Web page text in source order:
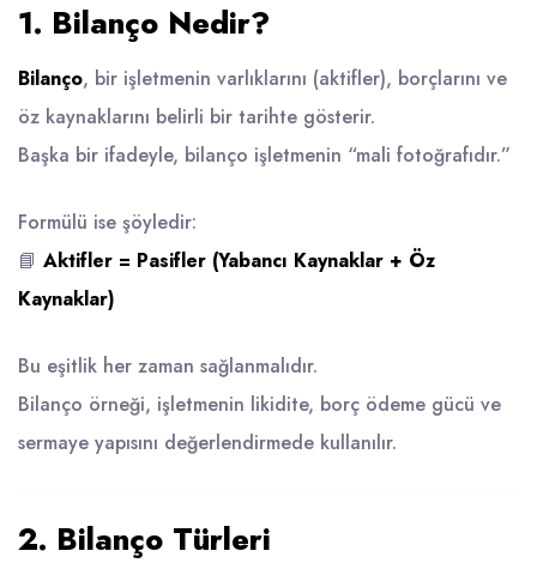
1. Bilanço Nedir?
Bilanço, bir işletmenin varlıklarını (aktifler), borçlarını ve
öz kaynaklarını belirli bir tarihte gösterir.
Başka bir ifadeyle, bilanço işletmenin “mali fotoğrafıdır.”
Formülü ise şöyledir:
📘 Aktifler = Pasifler (Yabancı Kaynaklar + Öz
Kaynaklar)
Bu eşitlik her zaman sağlanmalıdır.
Bilanço örneği, işletmenin likidite, borç ödeme gücü ve
sermaye yapısını değerlendirmede kullanılır.
2. Bilanço Türleri